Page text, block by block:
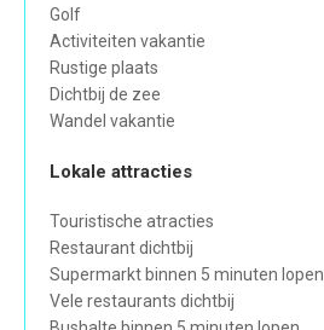
Golf
Activiteiten vakantie
Rustige plaats
Dichtbij de zee
Wandel vakantie
Lokale attracties
Touristische atracties
Restaurant dichtbij
Supermarkt binnen 5 minuten lopen
Vele restaurants dichtbij